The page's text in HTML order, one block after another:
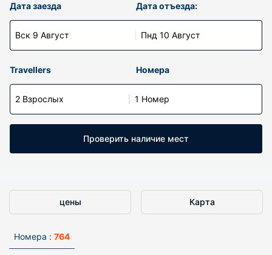
Дата заезда
Вск 9 Август
Дата отъезда:
Пнд 10 Август
Travellers Номера
2 Взрослых 1 Номер
Проверить наличие мест
цены Карта
Номера : 764